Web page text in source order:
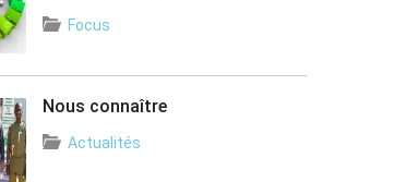
Focus
Nous connaître
Actualités